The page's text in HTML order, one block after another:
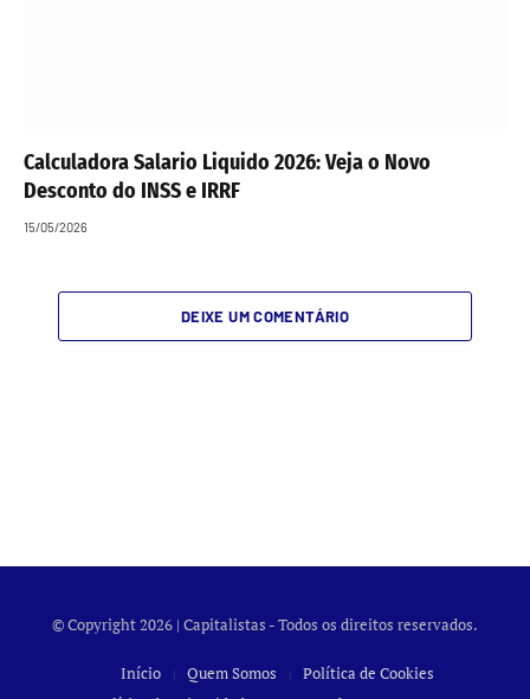
Calculadora Salario Liquido 2026: Veja o Novo
Desconto do INSS e IRRF
15/05/2026
DEIXE UM COMENTÁRIO
© Copyright 2026 | Capitalistas - Todos os direitos reservados.
Início Quem Somos
Política de Cookies